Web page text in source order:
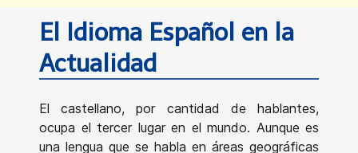
El Idioma Español en la
Actualidad
El castellano, por cantidad de hablantes,
ocupa el tercer lugar en el mundo. Aunque es
una lengua que se habla en áreas geográficas